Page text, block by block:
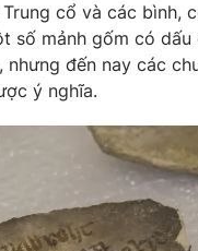
Nguyễn Thị Mỹ Hạnh,
355 931 - 024.38 355
024-7300.7108
cổ và các bình,
số mảnh gốm có dấu
đến nay các
ý nghĩa.